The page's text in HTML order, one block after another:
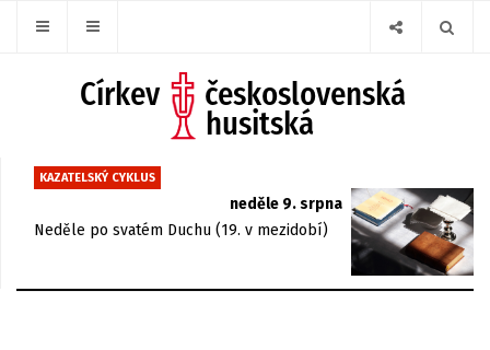
KAZATELSKÝ CYKLUS
neděle 9. srpna
Neděle po svatém Duchu (19. v mezidobí)